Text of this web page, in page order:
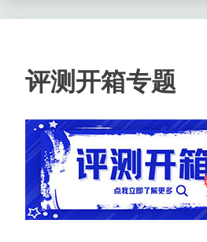
评测开箱专题